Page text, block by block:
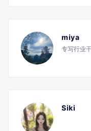
miya
专写行业
Siki